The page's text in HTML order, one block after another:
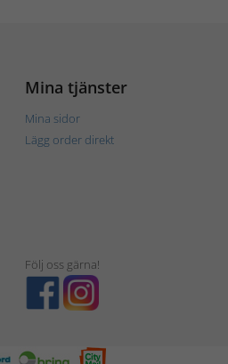
Mina tjänster
Mina sidor
Lägg order direkt
Följ oss gärna!